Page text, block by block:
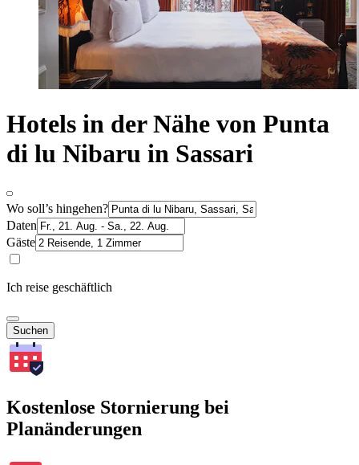
Hotels in der Nähe von Punta
di lu Nibaru in Sassari
Wo soll’s hingehen?
Daten
Gäste
Ich reise geschäftlich
Suchen
Kostenlose Stornierung bei
Planänderungen